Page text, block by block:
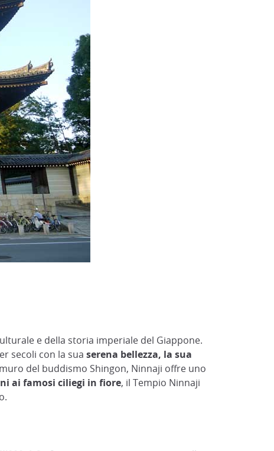
e della storia imperiale del Giappone.
secoli con la sua serena bellezza, la sua
del buddismo Shingon, Ninnaji offre uno
ai famosi ciliegi in fiore, il Tempio Ninnaji